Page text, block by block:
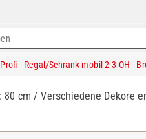
- Regal/Schrank mobil 2-3 OH -
cm / Verschiedene Dekore